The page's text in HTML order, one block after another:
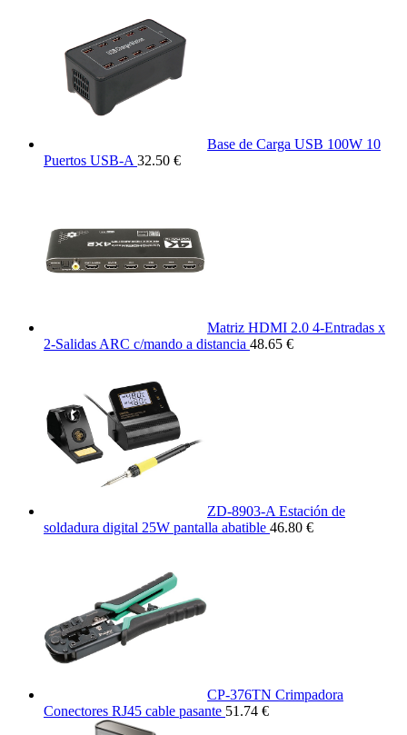
Base de Carga USB 100W 10
Puertos USB-A 32.50 €
Matriz HDMI 2.0 4-Entradas x
2-Salidas ARC c/mando a distancia 48.65 €
ZD-8903-A Estación de
soldadura digital 25W pantalla abatible 46.80 €
CP-376TN Crimpadora
Conectores RJ45 cable pasante 51.74 €